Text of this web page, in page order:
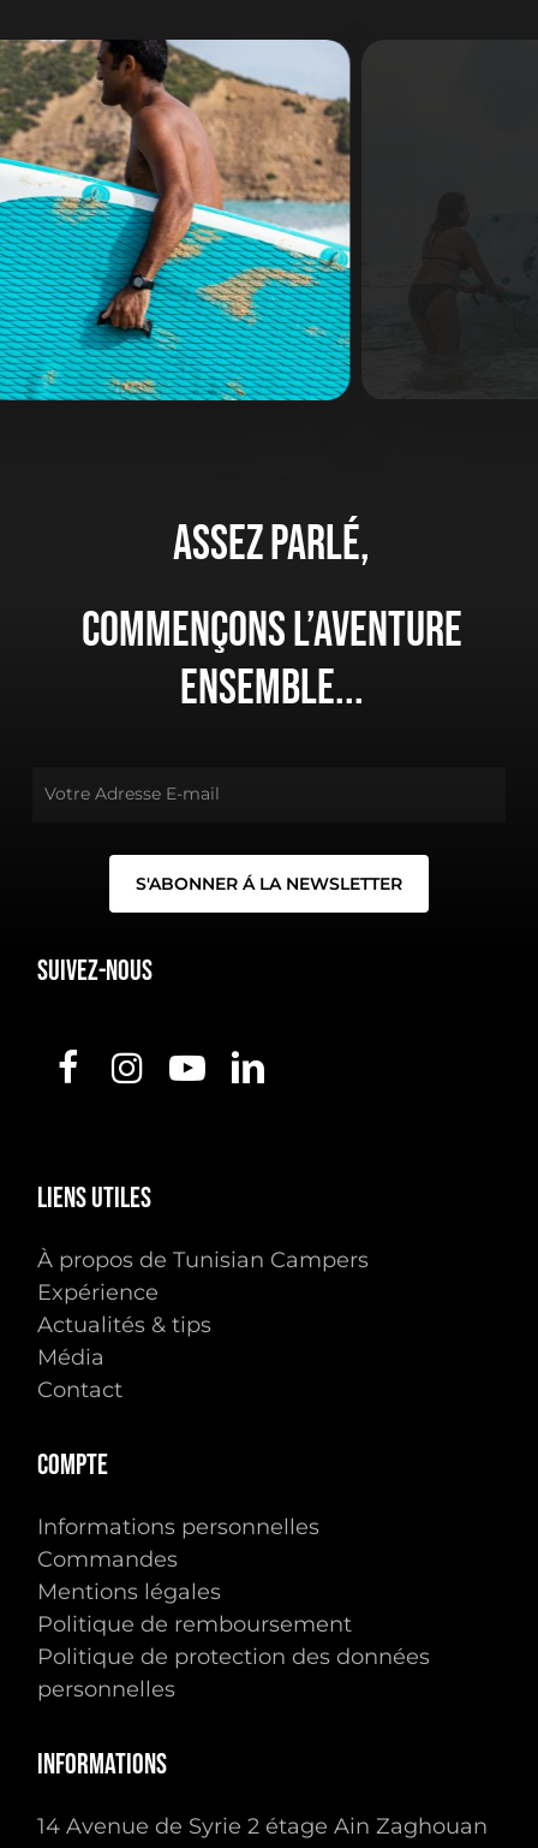
Assezparlé,
Commençonsl’aventure
ensemble...
Suivez-nous
Liensutiles
À propos de Tunisian Campers
Expérience
Actualités & tips
Média
Contact
Compte
Informations personnelles
Commandes
Mentions légales
Politique de remboursement
Politique de protection des données
personnelles
Informations
14 Avenue de Syrie 2 étage Ain Zaghouan